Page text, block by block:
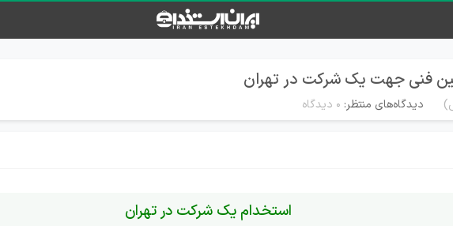
فنی جهت یک شرکت در تهران
دیدگاه‌های منتظر: ۰ دیدگاه
استخدام یک شرکت در تهران